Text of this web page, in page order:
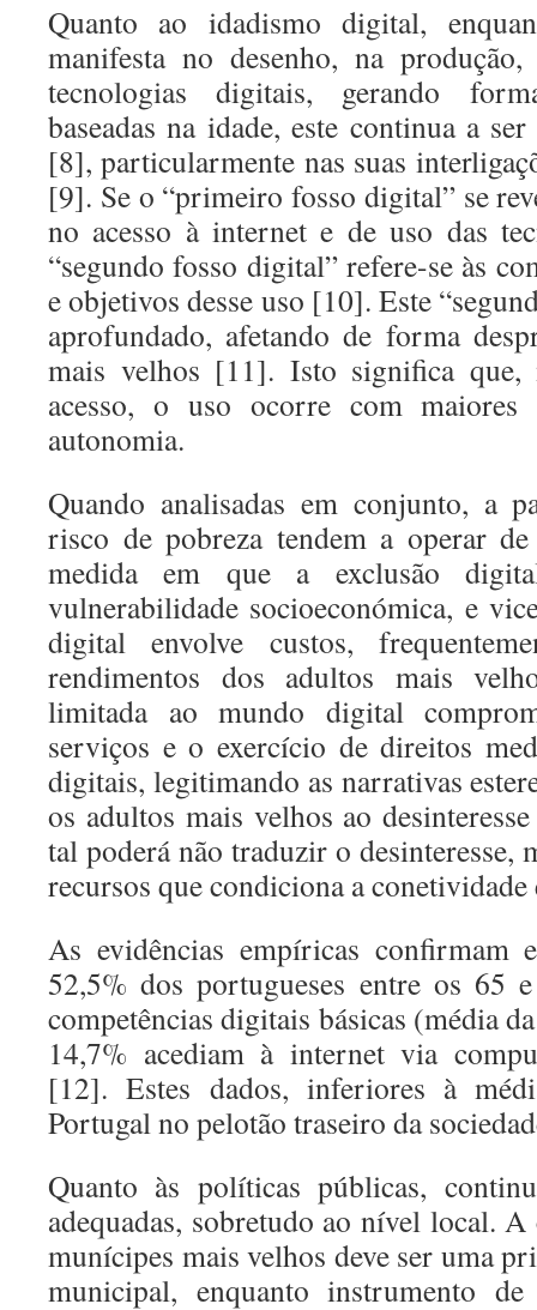
Quanto ao idadismo digital,
manifesta no desenho, na
tecnologias digitais, gerando
baseadas na idade, este continua a
[8], particularmente nas suas
[9]. Se o “primeiro fosso digital” se
no acesso à internet e de uso das
“segundo fosso digital” refere-se às
e objetivos desse uso [10]. Este
aprofundado, afetando de forma
mais velhos [11]. Isto significa que,
acesso, o uso ocorre com maiores
autonomia.
Quando analisadas em conjunto, a
risco de pobreza tendem a operar
medida em que a exclusão
vulnerabilidade socioeconómica, e
digital envolve custos,
rendimentos dos adultos mais
limitada ao mundo digital
serviços e o exercício de direitos
digitais, legitimando as narrativas
os adultos mais velhos ao
tal poderá não traduzir o desinteresse,
recursos que condiciona a
As evidências empíricas confirmam
52,5% dos portugueses entre os 65
competências digitais básicas (média
14,7% acediam à internet via
[12]. Estes dados, inferiores à
Portugal no pelotão traseiro da
Quanto às políticas públicas,
adequadas, sobretudo ao nível local.
munícipes mais velhos deve ser uma
municipal, enquanto instrumento